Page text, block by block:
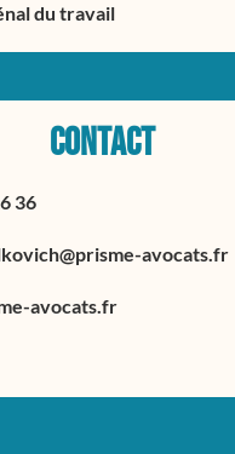
du travail
CONTACT
36
avocats.fr
avocats.fr